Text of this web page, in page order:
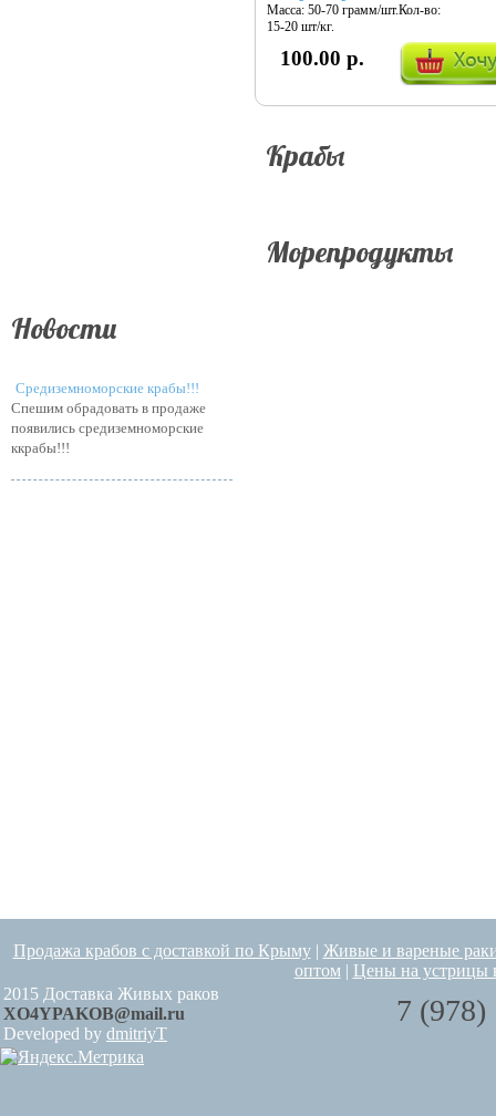
Масса: 50-70 грамм/шт.Кол-во:
15-20 шт/кг.
100.00 р.
Крабы
Морепродукты
Новости
Средиземноморские крабы!!!
Спешим обрадовать в продаже
появились средиземноморские
ккрабы!!!
Продажа крабов с доставкой по Крыму| Живые и вареные
оптом| Цены на устрицы
2015 Доставка Живых раков
XO4YPAKOB@mail.ru
Developed by dmitriyT
7 (978)